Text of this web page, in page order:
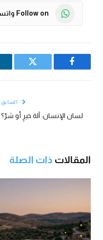
Follow on واتساب
فيسبوك تويتر
السابق
لسان الإنسان: آلة خيرٍ أو شرّ؟
المقالات ذات الصلة